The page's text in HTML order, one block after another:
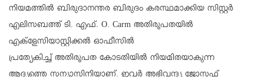
നിയമത്തിൽ ബിരുദാനന്തര ബിരുദം കരസ്ഥമാക്കിയ സിസ്റ്റർ
എലിസബത്ത് ടി. എഫ്. O. Carm അതിരൂപതയിൽ
എക്ളേസിയാസ്റ്റിക്കൽ ഓഫീസിൽ
പ്രത്യേകിച്ച് അതിരൂപത കോടതിയിൽ നിയമിതയാകുന്ന